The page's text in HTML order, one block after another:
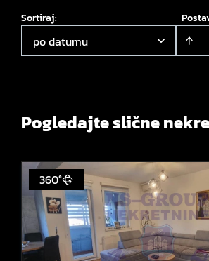
Sortiraj:
po datumu
Pogledajte slične
360°